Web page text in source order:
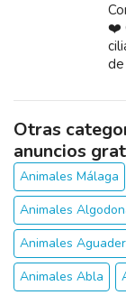
❤️
Otras
anuncios
Animales Málaga
Animales
Animales
Animales Abla